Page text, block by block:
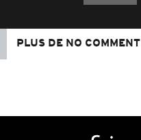
PLUS DE NO COMMENT